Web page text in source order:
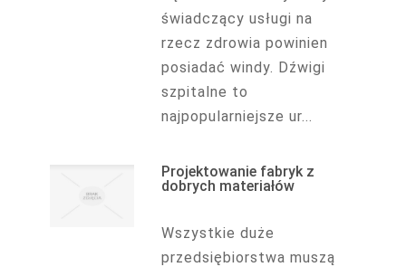
świadczący usługi na
rzecz zdrowia powinien
posiadać windy. Dźwigi
szpitalne to
najpopularniejsze ur...
Projektowanie fabryk z
dobrych materiałów
Wszystkie duże
przedsiębiorstwa muszą